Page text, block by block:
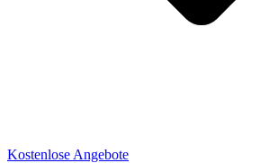
Kostenlose Angebote